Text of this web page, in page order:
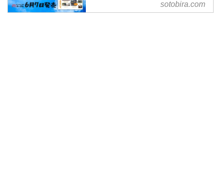
ル7月号が6月9日発売 -
SOTOBIRA
sotobira.com